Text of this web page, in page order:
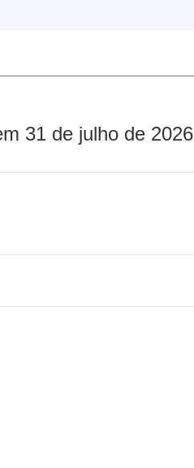
31 de julho de 2026